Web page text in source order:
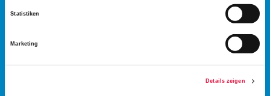
Statistiken
Marketing
Details zeigen
IN
DEUTSCHLAND,